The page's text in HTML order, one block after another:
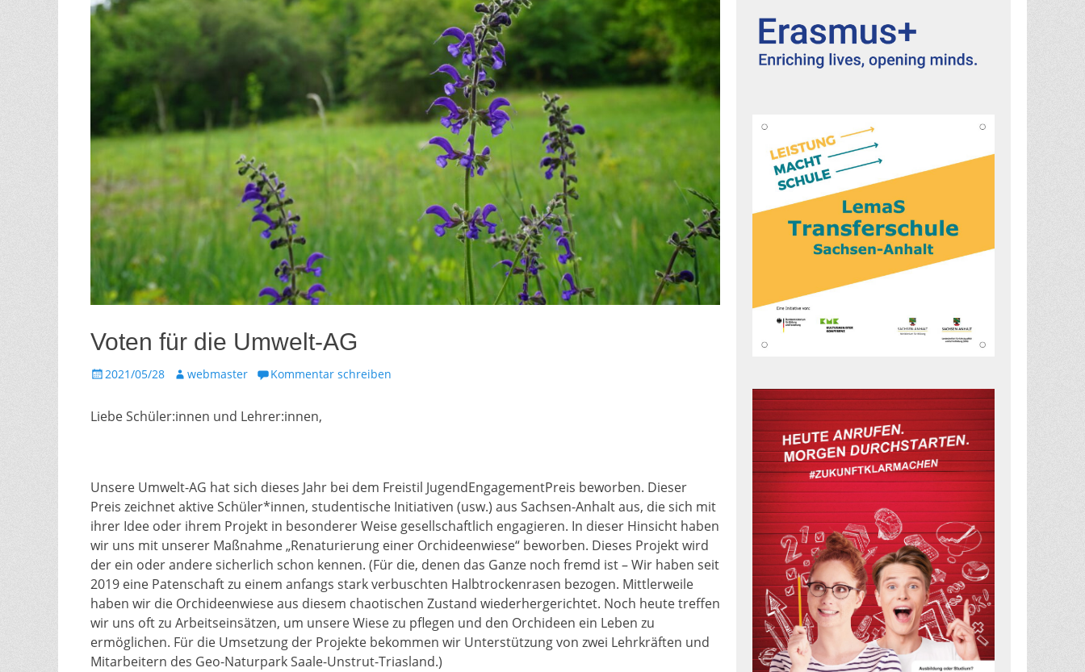
Voten für die Umwelt-AG
Gepostet
2021/05/28 Autorwebmaster Kommentar schreiben
Liebe Schüler:innen und Lehrer:innen,
Unsere Umwelt-AG hat sich dieses Jahr bei dem Freistil JugendEngagementPreis beworben. Dieser
Preis zeichnet aktive Schüler*innen, studentische Initiativen (usw.) aus Sachsen-Anhalt aus, die sich mit
ihrer Idee oder ihrem Projekt in besonderer Weise gesellschaftlich engagieren. In dieser Hinsicht haben
wir uns mit unserer Maßnahme „Renaturierung einer Orchideenwiese“ beworben. Dieses Projekt wird
der ein oder andere sicherlich schon kennen. (Für die, denen das Ganze noch fremd ist – Wir haben seit
2019 eine Patenschaft zu einem anfangs stark verbuschten Halbtrockenrasen bezogen. Mittlerweile
haben wir die Orchideenwiese aus diesem chaotischen Zustand wiederhergerichtet. Noch heute treffen
wir uns oft zu Arbeitseinsätzen, um unsere Wiese zu pflegen und den Orchideen ein Leben zu
ermöglichen. Für die Umsetzung der Projekte bekommen wir Unterstützung von zwei Lehrkräften und
Mitarbeitern des Geo-Naturpark Saale-Unstrut-Triasland.)